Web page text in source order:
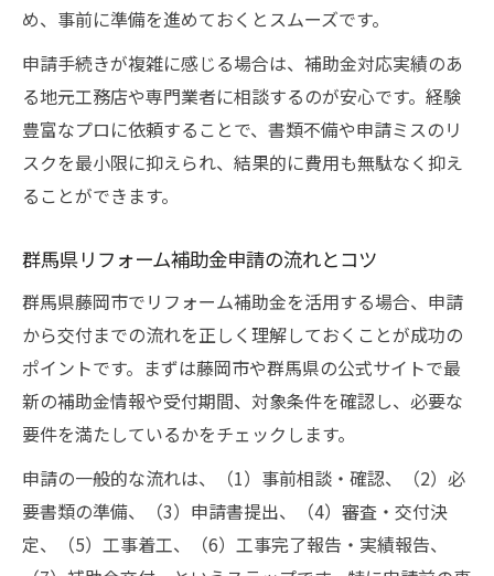
め、事前に準備を進めておくとスムーズです。
申請手続きが複雑に感じる場合は、補助金対応実績のあ
る地元工務店や専門業者に相談するのが安心です。経験
豊富なプロに依頼することで、書類不備や申請ミスのリ
スクを最小限に抑えられ、結果的に費用も無駄なく抑え
ることができます。
群馬県リフォーム補助金申請の流れとコツ
群馬県藤岡市でリフォーム補助金を活用する場合、申請
から交付までの流れを正しく理解しておくことが成功の
ポイントです。まずは藤岡市や群馬県の公式サイトで最
新の補助金情報や受付期間、対象条件を確認し、必要な
要件を満たしているかをチェックします。
申請の一般的な流れは、（1）事前相談・確認、（2）必
要書類の準備、（3）申請書提出、（4）審査・交付決
定、（5）工事着工、（6）工事完了報告・実績報告、